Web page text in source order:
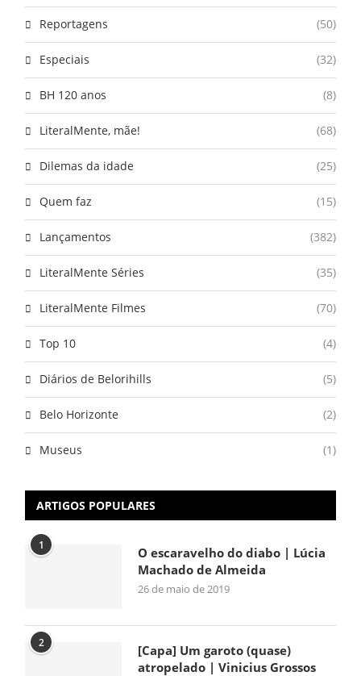
Reportagens (50)
Especiais (32)
BH 120 anos (8)
LiteralMente, mãe! (68)
Dilemas da idade (25)
Quem faz (15)
Lançamentos (382)
LiteralMente Séries (35)
LiteralMente Filmes (70)
Top 10 (4)
Diários de Belorihills (5)
Belo Horizonte (2)
Museus (1)
ARTIGOS POPULARES
1
O escaravelho do diabo | Lúcia
Machado de Almeida
26 de maio de 2019
2
[Capa] Um garoto (quase)
atropelado | Vinicius Grossos